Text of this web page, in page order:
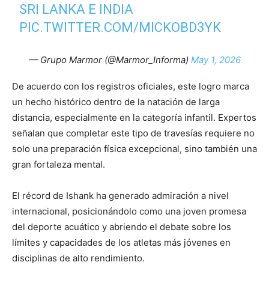
SRI LANKA E INDIA
PIC.TWITTER.COM/MICKOBD3YK
— Grupo Marmor (@Marmor_Informa) May 1, 2026
De acuerdo con los registros oficiales, este logro marca
un hecho histórico dentro de la natación de larga
distancia, especialmente en la categoría infantil. Expertos
señalan que completar este tipo de travesías requiere no
solo una preparación física excepcional, sino también una
gran fortaleza mental.
El récord de Ishank ha generado admiración a nivel
internacional, posicionándolo como una joven promesa
del deporte acuático y abriendo el debate sobre los
límites y capacidades de los atletas más jóvenes en
disciplinas de alto rendimiento.